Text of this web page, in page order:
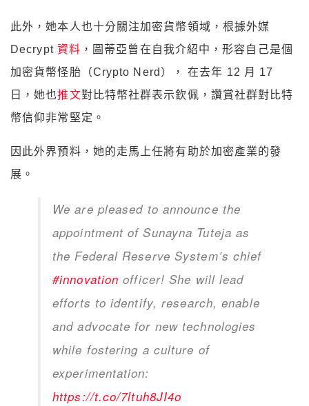
此外，她本人也十分關注加密貨幣領域，根據外媒
Decrypt 資料 ，圖蒂亞曾在自我介紹中，形容自己是個
加密貨幣怪胎（Crypto Nerd）， 在去年 12 月 17
日，她也推文對比特幣社群表示欽佩，讚賞社群對比特
幣信仰非常堅定。
因此外界預料，她的走馬上任將有助於加密產業的發
展。
We are pleased to announce the
appointment of Sunayna Tuteja as
the Federal Reserve System’s chief
#innovation officer! She will lead
efforts to identify, research, enable
and advocate for new technologies
while fostering a culture of
experimentation:
https://t.co/7ltuh8JI4o